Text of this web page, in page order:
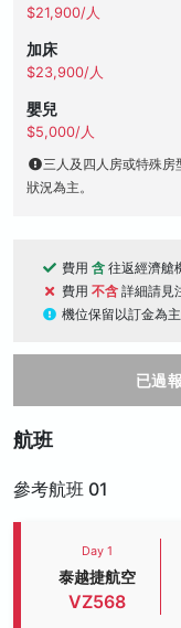
$21,900/人
加床
$23,900/人
嬰兒
$5,000/人
三人及四人房或特殊房
狀況為主。
費用 含 往返經濟艙
費用 不含 詳細請見
機位保留以訂金為
已過
航班
參考航班 01
Day 1
泰越捷航空
VZ568